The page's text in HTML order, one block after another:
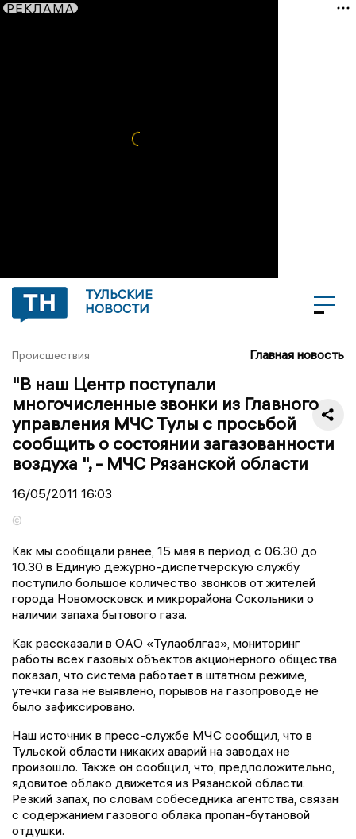
РЕКЛАМА
ТУЛЬСКИЕ
НОВОСТИ
Происшествия Главная новость
"В наш Центр поступали
многочисленные звонки из Главного
управления МЧС Тулы с просьбой
сообщить о состоянии загазованности
воздуха ", - МЧС Рязанской области
16/05/2011 16:03
©
Как мы сообщали ранее, 15 мая в период с 06.30 до
10.30 в Единую дежурно-диспетчерскую службу
поступило большое количество звонков от жителей
города Новомосковск и микрорайона Сокольники о
наличии запаха бытового газа.
Как рассказали в ОАО «Тулаоблгаз», мониторинг
работы всех газовых объектов акционерного общества
показал, что система работает в штатном режиме,
утечки газа не выявлено, порывов на газопроводе не
было зафиксировано.
Наш источник в пресс-службе МЧС сообщил, что в
Тульской области никаких аварий на заводах не
произошло. Также он сообщил, что, предположительно,
ядовитое облако движется из Рязанской области.
Резкий запах, по словам собеседника агентства, связан
с содержанием газового облака пропан-бутановой
отдушки.